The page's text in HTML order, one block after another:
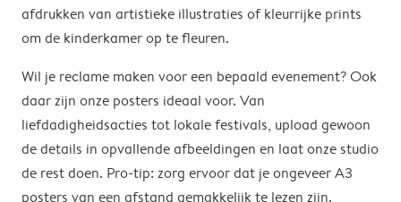
afdrukken van artistieke illustraties of kleurrijke prints
om de kinderkamer op te fleuren.
Wil je reclame maken voor een bepaald evenement? Ook
daar zijn onze posters ideaal voor. Van
liefdadigheidsacties tot lokale festivals, upload gewoon
de details in opvallende afbeeldingen en laat onze studio
de rest doen. Pro-tip: zorg ervoor dat je ongeveer A3
posters van een afstand gemakkelijk te lezen zijn.